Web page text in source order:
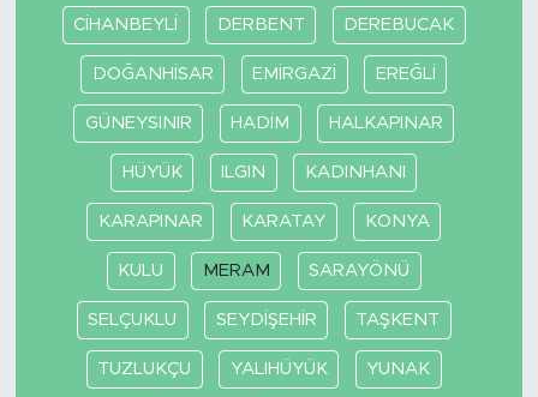
CİHANBEYLİ DERBENT DEREBUCAK
DOĞANHİSAR EMİRGAZİ EREĞLİ
GÜNEYSINIR HADİM HALKAPINAR
HÜYÜK ILGIN KADINHANI
KARAPINAR KARATAY KONYA
KULU MERAM SARAYÖNÜ
SELÇUKLU SEYDİŞEHİR TAŞKENT
TUZLUKÇU YALIHÜYÜK YUNAK
YAŞAM
TARİHTEN GÜNÜMÜZE
TARİH
KADIN
SAĞLIK
SİYASET
MEDYA KÖŞESİ